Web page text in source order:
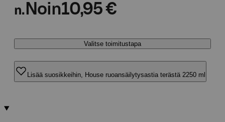
n. Noin10,95 €
Valitse toimitustapa
Lisää suosikkeihin, House ruoansäilytysastia terästä 2250 ml